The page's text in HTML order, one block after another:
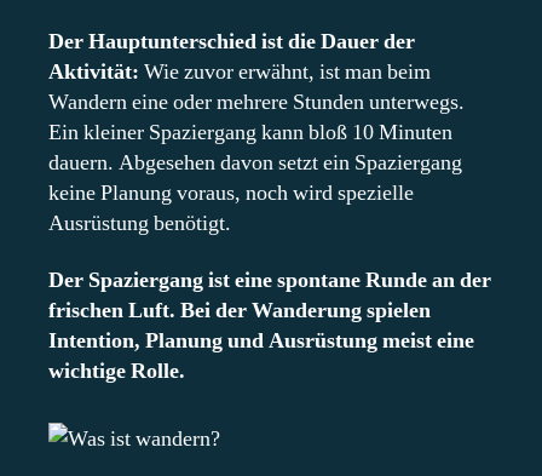
Der Hauptunterschied ist die Dauer der
Aktivität: Wie zuvor erwähnt, ist man beim
Wandern eine oder mehrere Stunden unterwegs.
Ein kleiner Spaziergang kann bloß 10 Minuten
dauern. Abgesehen davon setzt ein Spaziergang
keine Planung voraus, noch wird spezielle
Ausrüstung benötigt.
Der Spaziergang ist eine spontane Runde an der
frischen Luft. Bei der Wanderung spielen
Intention, Planung und Ausrüstung meist eine
wichtige Rolle.